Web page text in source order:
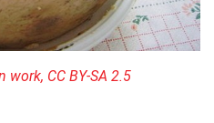
work, CC BY-SA 2.5